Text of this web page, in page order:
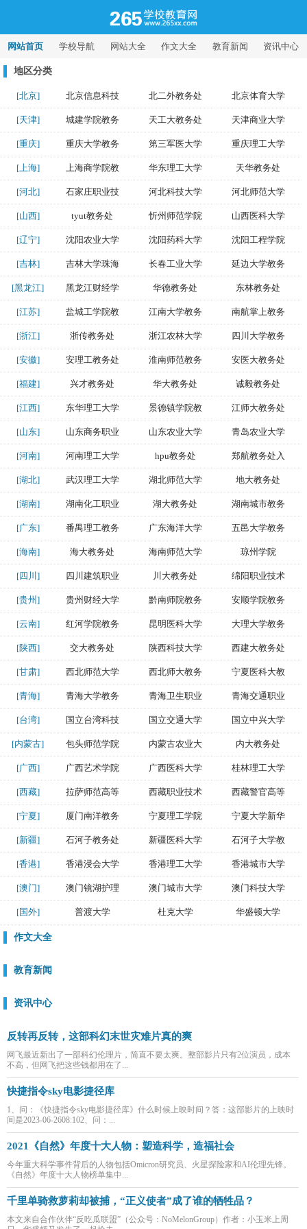
网站首页 学校导航 网站大全 作文大全 教育新闻 资讯中心
电影频道
地区分类
[北京] 北京信息科技 北二外教务处 北京体育大学
[天津] 城建学院教务 天工大教务处 天津商业大学
[重庆] 重庆大学教务 第三军医大学 重庆理工大学
[上海] 上海商学院教 华东理工大学 天华教务处
[河北] 石家庄职业技 河北科技大学 河北师范大学
[山西] tyut教务处 忻州师范学院 山西医科大学
[辽宁] 沈阳农业大学 沈阳药科大学 沈阳工程学院
[吉林] 吉林大学珠海 长春工业大学 延边大学教务
[黑龙江] 黑龙江财经学 华德教务处 东林教务处
[江苏] 盐城工学院教 江南大学教务 南航掌上教务
[浙江] 浙传教务处 浙江农林大学 四川大学教务
[安徽] 安理工教务处 淮南师范教务 安医大教务处
[福建] 兴才教务处 华大教务处 诚毅教务处
[江西] 东华理工大学 景德镇学院教 江师大教务处
[山东] 山东商务职业 山东农业大学 青岛农业大学
[河南] 河南理工大学 hpu教务处 郑航教务处入
[湖北] 武汉理工大学 湖北师范大学 地大教务处
[湖南] 湖南化工职业 湖大教务处 湖南城市教务
[广东] 番禺理工教务 广东海洋大学 五邑大学教务
[海南] 海大教务处 海南师范大学 琼州学院
[四川] 四川建筑职业 川大教务处 绵阳职业技术
[贵州] 贵州财经大学 黔南师院教务 安顺学院教务
[云南] 红河学院教务 昆明医科大学 大理大学教务
[陕西] 交大教务处 陕西科技大学 西建大教务处
[甘肃] 西北师范大学 西北师大教务 宁夏医科大教
[青海] 青海大学教务 青海卫生职业 青海交通职业
[台湾] 国立台湾科技 国立交通大学 国立中兴大学
[内蒙古] 包头师范学院 内蒙古农业大 内大教务处
[广西] 广西艺术学院 广西医科大学 桂林理工大学
[西藏] 拉萨师范高等 西藏职业技术 西藏警官高等
[宁夏] 厦门南洋教务 宁夏理工学院 宁夏大学新华
[新疆] 石河子教务处 新疆医科大学 石河子大学教
[香港] 香港浸会大学 香港理工大学 香港城市大学
[澳门] 澳门镜湖护理 澳门城市大学 澳门科技大学
[国外] 普渡大学 杜克大学 华盛顿大学
作文大全
教育新闻
资讯中心
反转再反转，这部科幻末世灾难片真的爽
网飞最近新出了一部科幻伦理片，简直不要太爽。整部影片只有2位演员，成本
不高，但网飞把这些钱都用在了...
快捷指令sky电影捷径库
1、问：《快捷指令sky电影捷径库》什么时候上映时间？答：这部影片的上映时
间是2023-06-2608:102、问：...
2021《自然》年度十大人物：塑造科学，造福社会
今年重大科学事件背后的人物包括Omicron研究员、火星探险家和AI伦理先锋。
《自然》年度十大人物榜单集中...
千里单骑救萝莉却被捕，“正义使者”成了谁的牺牲品？
本文来自合作伙伴“反吃瓜联盟”（公众号：NoMelonGroup）作者：小玉米上周